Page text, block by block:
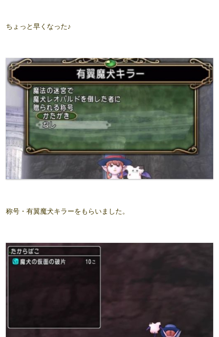
ちょっと早くなった♪
称号・有翼魔犬キラーをもらいました。